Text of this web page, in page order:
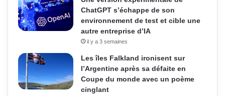
ChatGPT s’échappe de son
environnement de test et cible une
autre entreprise d’IA
il y a 3 semaines
Les îles Falkland ironisent sur
l’Argentine après sa défaite en
Coupe du monde avec un poème
cinglant